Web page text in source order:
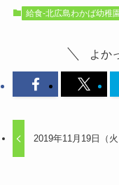
給食-北広島わかば幼稚
よか
2019年11月19日（火